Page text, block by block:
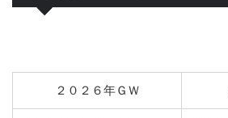
２０２６年ＧＷ